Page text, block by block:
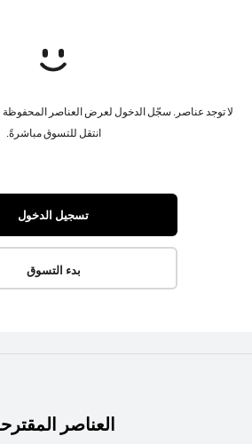
لا توجد عناصر. سجّل الدخول لعرض العناصر المحفوظة
انتقل للتسوق مباشرةً.
تسجيل الدخول
بدء التسوق
العناصر